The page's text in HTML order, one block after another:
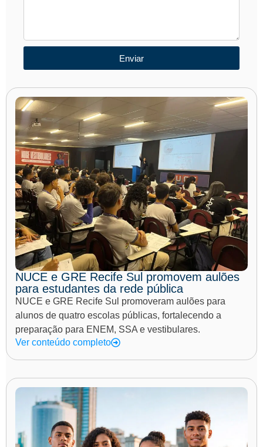
Enviar
NUCE e GRE Recife Sul promovem aulões
para estudantes da rede pública
NUCE e GRE Recife Sul promoveram aulões para
alunos de quatro escolas públicas, fortalecendo a
preparação para ENEM, SSA e vestibulares.
Ver conteúdo completo